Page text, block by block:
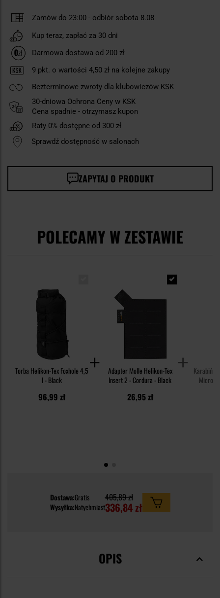
Zamów do 23:00 - odbiór sobota 8.08
Kup teraz, zapłać za 30 dni
Darmowa dostawa od 200 zł
9 pkt. o wartości 4,50 zł na kolejne zakupy
Bezterminowe zwroty dla klubowiczów KSK
30-dniowa Ochrona Ceny w KSK
Cena spadnie - otrzymasz kupon
Raty 0% dostępne od 300 zł
Sprawdź dostępność w salonach
ZAPYTAJ O PRODUKT
POLECAMY W ZESTAWIE
Torba Helikon-Tex Foxhole 4,5
l - Black
96,99 zł
Adapter Molle Helikon-Tex
Insert 2 - Cordura - Black
26,95 zł
Dostawa:Gratis
Wysyłka:Natychmiast
405,89 zł
336,84 zł
OPIS